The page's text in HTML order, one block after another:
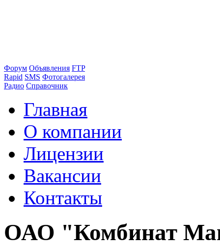
Форум Объявления FTP
Rapid SMS Фотогалерея
Радио Справочник
Главная
О компании
Лицензии
Вакансии
Контакты
ОАО "Комбинат